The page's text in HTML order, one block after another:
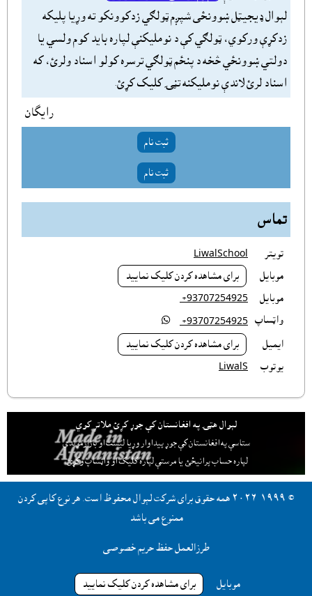
لېوال ډيجيټل ښوونځى شپږم ټولګي زدکوونکو ته وړيا پليکه
زدکړې ورکوي، ټولګي کې د نومليکنې لپاره بايد کوم ولسي يا
دولتي ښوونځي څخه د پنځم ټولګي ترسره کولو اسناد ولرئ، که
اسناد لرئ لاندې نومليکنه تڼۍ کليک کړئ.
رایگان
ثبت نام
ثبت نام
تماس
تويتر LiwalSchool
موبايل براى مشاهده کردن کليک نماييد
موبايل ‎ +93707254925
واټساپ ‎ +93707254925

ايميل براى مشاهده کردن کليک نماييد
يوتوب LiwalS
لېوال هټۍ په افغانستان کې جوړ کړئ ملاتړ کوي
ستاسې په افغانستان کې جوړ پيداوار وړيا ليست او بازارموندې
لپاره حساب پرانيځئ يا مرستې لپاره کليک او واټساپ وکړئ.
© ١٩٩٩-٢٠٢٦ همه حقوق براى شرکت لېوال محفوظ است. هر نوع کاپى کردن
ممنوع مى باشد
طرزالعمل حفظ حریم خصوصی
موبايل براى مشاهده کردن کليک نماييد